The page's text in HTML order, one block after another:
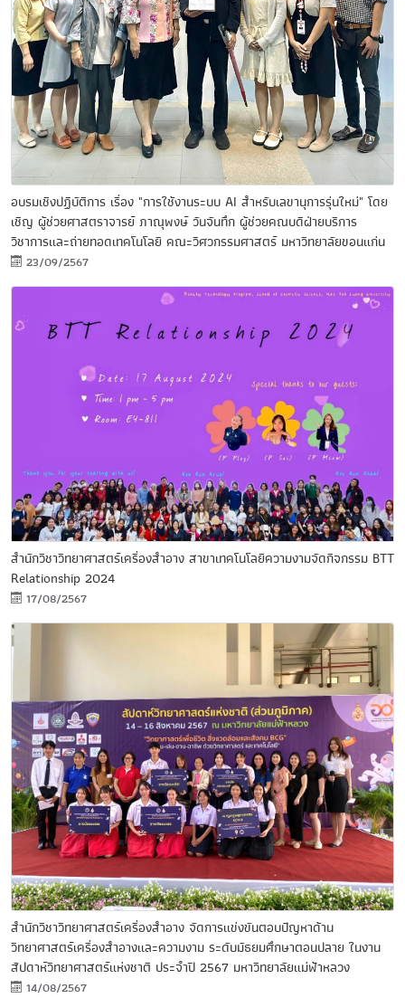
อบรมเชิงปฏิบัติการ เรื่อง "การใช้งานระบบ AI สำหรับเลขานุการรุ่นใหม่" โดย
เชิญ ผู้ช่วยศาสตราจารย์ ภาณุพงษ์ วันจันทึก ผู้ช่วยคณบดีฝ่ายบริการ
วิชาการและถ่ายทอดเทคโนโลยี คณะวิศวกรรมศาสตร์ มหาวิทยาลัยขอนแก่น
23/09/2567
สำนักวิชาวิทยาศาสตร์เครื่องสำอาง สาขาเทคโนโลยีความงามจัดกิจกรรม BTT
Relationship 2024
17/08/2567
สำนักวิชาวิทยาศาสตร์เครื่องสำอาง จัดการแข่งขันตอบปัญหาด้าน
วิทยาศาสตร์เครื่องสำอางและความงาม ระดับมัธยมศึกษาตอนปลาย ในงาน
สัปดาห์วิทยาศาสตร์แห่งชาติ ประจำปี 2567 มหาวิทยาลัยแม่ฟ้าหลวง
14/08/2567